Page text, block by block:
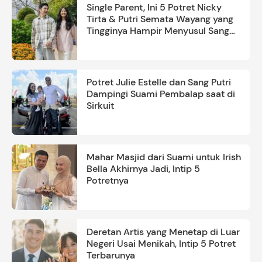
Single Parent, Ini 5 Potret Nicky
Tirta & Putri Semata Wayang yang
Tingginya Hampir Menyusul Sang
Potret Julie Estelle dan Sang Putri
Dampingi Suami Pembalap saat di
Sirkuit
Mahar Masjid dari Suami untuk Irish
Bella Akhirnya Jadi, Intip 5
Potretnya
Deretan Artis yang Menetap di Luar
Negeri Usai Menikah, Intip 5 Potret
Terbarunya